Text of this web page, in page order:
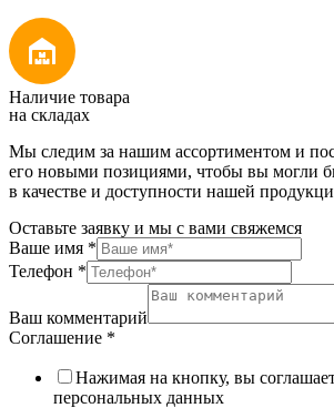
Наличие товара
на складах
Мы следим за нашим ассортиментом и
его новыми позициями, чтобы вы могли
в качестве и доступности нашей
Оставьте заявку и мы с вами свяжемся
Ваше имя *
Телефон *
Ваш комментарий
Соглашение *
Нажимая на кнопку, вы
персональных данных